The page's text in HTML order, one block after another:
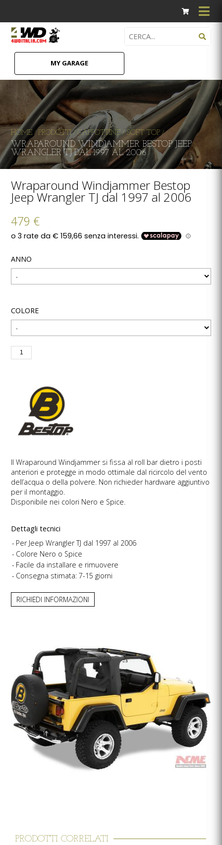
MY GARAGE
HOME /PRODOTTI/CAPPOTTINE/SOFT TOP /
WRAPAROUND WINDJAMMER BESTOP JEEP
WRANGLER TJ DAL 1997 AL 2006
Wraparound Windjammer Bestop
Jeep Wrangler TJ dal 1997 al 2006
479 €
ANNO
COLORE
Il Wraparound Windjammer si fissa al roll bar dietro i posti
anteriori e protegge in modo ottimale dal ricircolo del vento
dell’acqua o della polvere. Non richieder hardware aggiuntivo
per il montaggio.
Disponibile nei colori Nero e Spice.
Dettagli tecnici
Per Jeep Wrangler TJ dal 1997 al 2006
Colore Nero o Spice
Facile da installare e rimuovere
Consegna stimata: 7-15 giorni
RICHIEDI INFORMAZIONI
PRODOTTI CORRELATI